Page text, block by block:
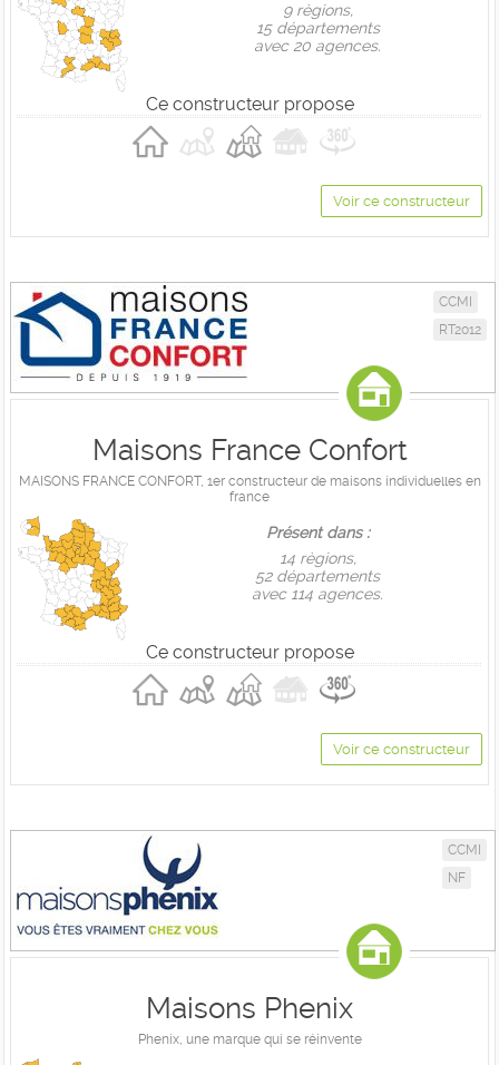
9 règions,
15 départements
avec 20 agences.
Ce constructeur propose
Voir ce constructeur
CCMI
RT2012
Maisons France Confort
MAISONS FRANCE CONFORT, 1er constructeur de maisons individuelles en
france
Présent dans :
14 règions,
52 départements
avec 114 agences.
Ce constructeur propose
Voir ce constructeur
CCMI
NF
Maisons Phenix
Phenix, une marque qui se réinvente